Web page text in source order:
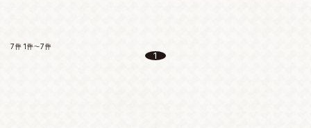
7件 1件～7件
1